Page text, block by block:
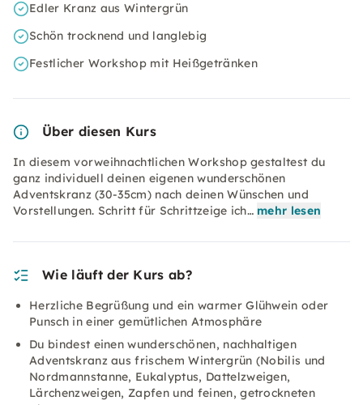
Edler Kranz aus Wintergrün
Schön trocknend und langlebig
Festlicher Workshop mit Heißgetränken
Über diesen Kurs
In diesem vorweihnachtlichen Workshop gestaltest du
ganz individuell deinen eigenen wunderschönen
Adventskranz (30-35cm) nach deinen Wünschen und
Vorstellungen. Schritt für Schrittzeige ich… mehr lesen
Wie läuft der Kurs ab?
Herzliche Begrüßung und ein warmer Glühwein oder
Punsch in einer gemütlichen Atmosphäre
Du bindest einen wunderschönen, nachhaltigen
Adventskranz aus frischem Wintergrün (Nobilis und
Nordmannstanne, Eukalyptus, Dattelzweigen,
Lärchenzweigen, Zapfen und feinen, getrockneten